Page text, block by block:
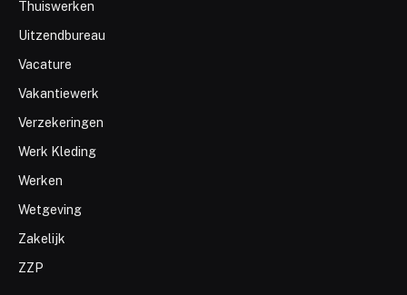
Thuiswerken
Uitzendbureau
Vacature
Vakantiewerk
Verzekeringen
Werk Kleding
Werken
Wetgeving
Zakelijk
ZZP